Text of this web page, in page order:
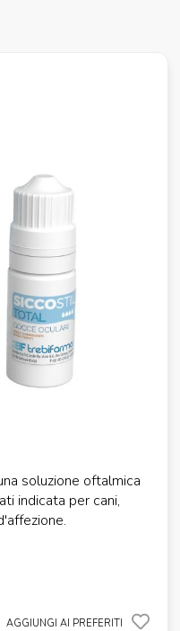
soluzione oftalmica
indicata per cani,
AGGIUNGI AI PREFERITI